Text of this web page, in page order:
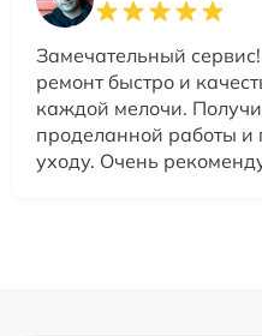
Замечательный
ремонт быстро и
каждой мелочи.
проделанной работы и
уходу. Очень